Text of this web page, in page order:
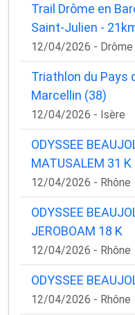
Trail Drôme en
Saint-Julien -
12/04/2026 - Drôme
Triathlon du Pays
Marcellin (38)
12/04/2026 - Isère
ODYSSEE
MATUSALEM 31 K
12/04/2026 - Rhône
ODYSSEE
JEROBOAM 18 K
12/04/2026 - Rhône
ODYSSEE
12/04/2026 - Rhône